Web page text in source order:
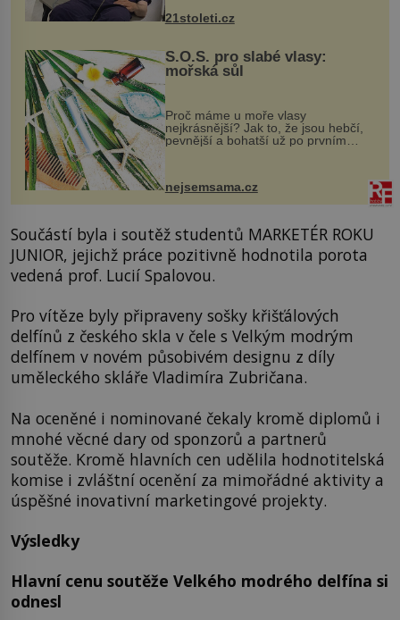
k dostatečně přesnému zacílení ...
21stoleti.cz
S.O.S. pro slabé vlasy:
mořská sůl
Proč máme u moře vlasy
nejkrásnější? Jak to, že jsou hebčí,
pevnější a bohatší už po prvním
vlasy. ...
nejsemsama.cz
Součástí byla i soutěž studentů MARKETÉR ROKU
JUNIOR, jejichž práce pozitivně hodnotila porota
vedená prof. Lucií Spalovou.
Pro vítěze byly připraveny sošky křišťálových
delfínů z českého skla v čele s Velkým modrým
delfínem v novém působivém designu z díly
uměleckého skláře Vladimíra Zubričana.
Na oceněné i nominované čekaly kromě diplomů i
mnohé věcné dary od sponzorů a partnerů
soutěže. Kromě hlavních cen udělila hodnotitelská
komise i zvláštní ocenění za mimořádné aktivity a
úspěšné inovativní marketingové projekty.
Výsledky
Hlavní cenu soutěže Velkého modrého delfína si
odnesl